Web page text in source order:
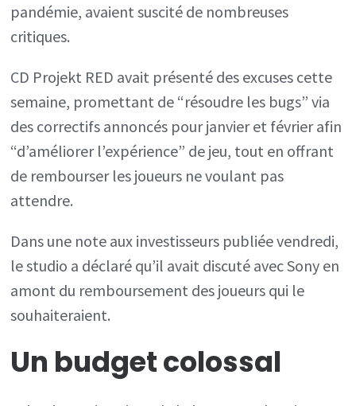
pandémie, avaient suscité de nombreuses
critiques.
CD Projekt RED avait présenté des excuses cette
semaine, promettant de “résoudre les bugs” via
des correctifs annoncés pour janvier et février afin
“d’améliorer l’expérience” de jeu, tout en offrant
de rembourser les joueurs ne voulant pas
attendre.
Dans une note aux investisseurs publiée vendredi,
le studio a déclaré qu’il avait discuté avec Sony en
amont du remboursement des joueurs qui le
souhaiteraient.
Un budget colossal